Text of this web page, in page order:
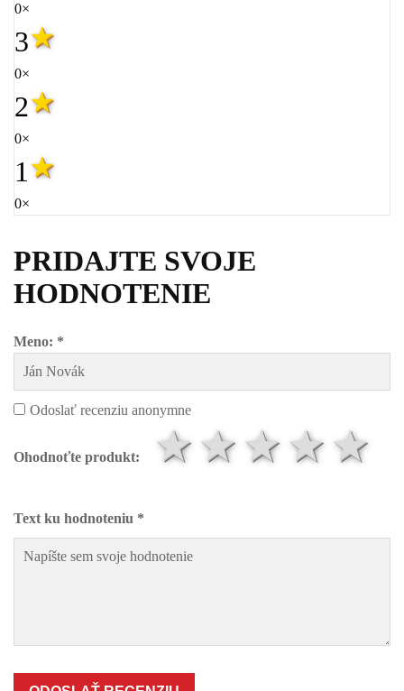
0×
3
0×
2
0×
1
0×
PRIDAJTE SVOJE
HODNOTENIE
Meno: *
Odoslať recenziu anonymne
Ohodnoťte produkt: 4
3
2
1
Text ku hodnoteniu *